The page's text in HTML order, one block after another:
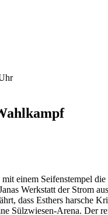
einem Seifenstempel
Werkstatt der Strom
dass Esthers harsche
Sülzwiesen-Arena. Der